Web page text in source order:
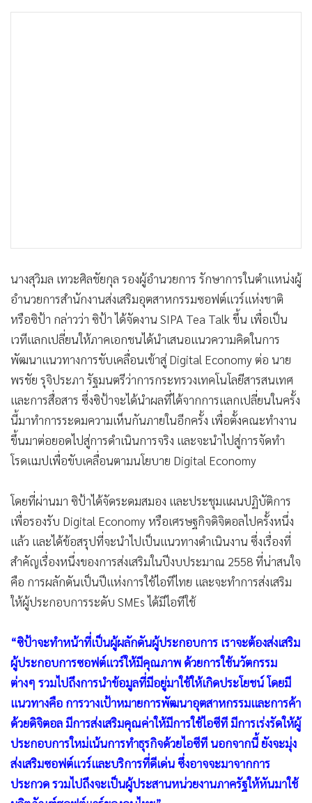
• Celeb Online
นางสุวิมล เทวะศิลชัยกุล รองผู้อำนวยการ รักษาการในตำแหน่งผู้
อำนวยการสำนักงานส่งเสริมอุตสาหกรรมซอฟต์แวร์แห่งชาติ
หรือซิป้า กล่าวว่า ซิป้า ได้จัดงาน SIPA Tea Talk ขึ้น เพื่อเป็น
เวทีแลกเปลี่ยนให้ภาคเอกชนได้นำเสนอแนวความคิดในการ
พัฒนาแนวทางการขับเคลื่อนเข้าสู่ Digital Economy ต่อ นาย
พรชัย รุจิประภา รัฐมนตรีว่าการกระทรวงเทคโนโลยีสารสนเทศ
และการสื่อสาร ซึ่งซิป้าจะได้นำผลที่ได้จากการแลกเปลี่ยนในครั้ง
นี้มาทำการระดมความเห็นกันภายในอีกครั้ง เพื่อตั้งคณะทำงาน
ขึ้นมาต่อยอดไปสู่การดำเนินการจริง และจะนำไปสู่การจัดทำ
โรดแมปเพื่อขับเคลื่อนตามนโยบาย Digital Economy
โดยที่ผ่านมา ซิป้าได้จัดระดมสมอง และประชุมแผนปฏิบัติการ
เพื่อรองรับ Digital Economy หรือเศรษฐกิจดิจิตอลไปครั้งหนึ่ง
แล้ว และได้ข้อสรุปที่จะนำไปเป็นแนวทางดำเนินงาน ซึ่งเรื่องที่
สำคัญเรื่องหนึ่งของการส่งเสริมในปีงบประมาณ 2558 ที่น่าสนใจ
คือ การผลักดันเป็นปีแห่งการใช้ไอทีไทย และจะทำการส่งเสริม
ให้ผู้ประกอบการระดับ SMEs ได้มีไอทีใช้
“ซิป้าจะทำหน้าที่เป็นผู้ผลักดันผู้ประกอบการ เราจะต้องส่งเสริม
ผู้ประกอบการซอฟต์แวร์ให้มีคุณภาพ ด้วยการใช้นวัตกรรม
ต่างๆ รวมไปถึงการนำข้อมูลที่มีอยู่มาใช้ให้เกิดประโยชน์ โดยมี
แนวทางคือ การวางเป้าหมายการพัฒนาอุตสาหกรรมและการค้า
ด้วยดิจิตอล มีการส่งเสริมคุณค่าให้มีการใช้ไอซีที มีการเร่งรัดให้ผู้
ประกอบการใหม่เน้นการทำธุรกิจด้วยไอซีที นอกจากนี้ ยังจะมุ่ง
ส่งเสริมซอฟต์แวร์และบริการที่ดีเด่น ซึ่งอาจจะมาจากการ
ประกวด รวมไปถึงจะเป็นผู้ประสานหน่วยงานภาครัฐให้หันมาใช้